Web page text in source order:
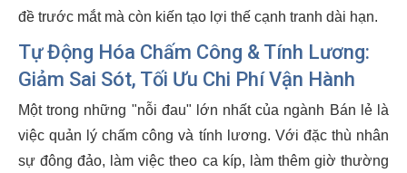
đề trước mắt mà còn kiến tạo lợi thế cạnh tranh dài hạn.
Tự Động Hóa Chấm Công & Tính Lương:
Giảm Sai Sót, Tối Ưu Chi Phí Vận Hành
Một trong những "nỗi đau" lớn nhất của ngành Bán lẻ là
việc quản lý chấm công và tính lương. Với đặc thù nhân
sự đông đảo, làm việc theo ca kíp, làm thêm giờ thường